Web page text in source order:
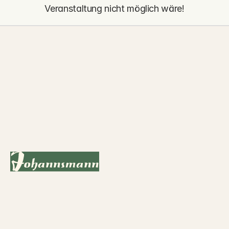
Veranstaltung nicht möglich wäre!